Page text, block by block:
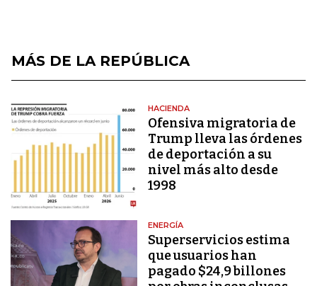
MÁS DE LA REPÚBLICA
HACIENDA
Ofensiva migratoria de
Trump lleva las órdenes
de deportación a su
nivel más alto desde
1998
ENERGÍA
Superservicios estima
que usuarios han
pagado $24,9 billones